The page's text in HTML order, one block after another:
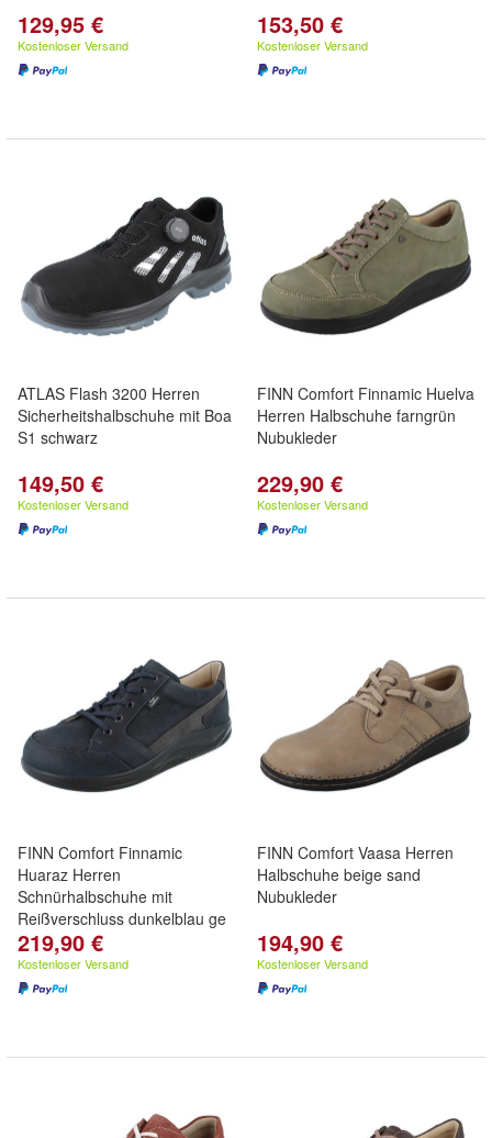
129,95 €
Kostenloser Versand
153,50 €
Kostenloser Versand
ATLAS Flash 3200 Herren
Sicherheitshalbschuhe mit Boa
S1 schwarz
149,50 €
Kostenloser Versand
FINN Comfort Finnamic Huelva
Herren Halbschuhe farngrün
Nubukleder
229,90 €
Kostenloser Versand
FINN Comfort Finnamic
Huaraz Herren
Schnürhalbschuhe mit
Reißverschluss dunkelblau ge
219,90 €
Kostenloser Versand
FINN Comfort Vaasa Herren
Halbschuhe beige sand
Nubukleder
194,90 €
Kostenloser Versand